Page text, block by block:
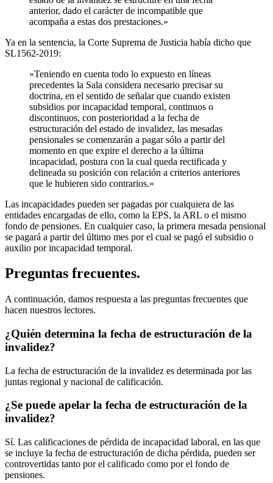
anterior, dado el carácter de incompatible que
acompaña a estas dos prestaciones.»
Ya en la sentencia, la Corte Suprema de Justicia había dicho que
SL1562-2019:
«Teniendo en cuenta todo lo expuesto en líneas
precedentes la Sala considera necesario precisar su
doctrina, en el sentido de señalar que cuando existen
subsidios por incapacidad temporal, continuos o
discontinuos, con posterioridad a la fecha de
estructuración del estado de invalidez, las mesadas
pensionales se comenzarán a pagar sólo a partir del
momento en que expire el derecho a la última
incapacidad, postura con la cual queda rectificada y
delineada su posición con relación a criterios anteriores
que le hubieren sido contrarios.»
Las incapacidades pueden ser pagadas por cualquiera de las
entidades encargadas de ello, como la EPS, la ARL o el mismo
fondo de pensiones. En cualquier caso, la primera mesada pensional
se pagará a partir del último mes por el cual se pagó el subsidio o
auxilio por incapacidad temporal.
Preguntas frecuentes.
A continuación, damos respuesta a las preguntas frecuentes que
hacen nuestros lectores.
¿Quién determina la fecha de estructuración de la
invalidez?
La fecha de estructuración de la invalidez es determinada por las
juntas regional y nacional de calificación.
¿Se puede apelar la fecha de estructuración de la
invalidez?
Sí. Las calificaciones de pérdida de incapacidad laboral, en las que
se incluye la fecha de estructuración de dicha pérdida, pueden ser
controvertidas tanto por el calificado como por el fondo de
pensiones.